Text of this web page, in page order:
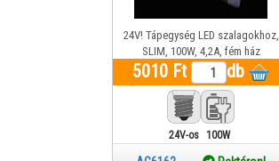
24V! Tápegység LED szalagokhoz,
SLIM, 100W, 4,2A, fém ház
5010 Ft db
24V-os 100W